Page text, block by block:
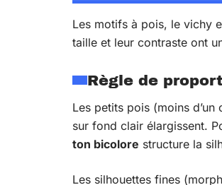
Les motifs à pois, le vichy
taille et leur contraste ont
Règle de
Les petits pois (moins
sur fond clair élargissent.
ton bicolore structure la
Les silhouettes fines